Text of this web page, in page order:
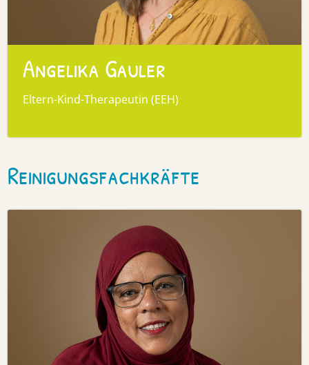
Angelika Gauler
Eltern-Kind-Therapeutin (EEH)
Reinigungsfachkräfte